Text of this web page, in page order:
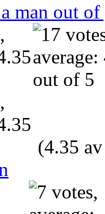
man out
(4.35